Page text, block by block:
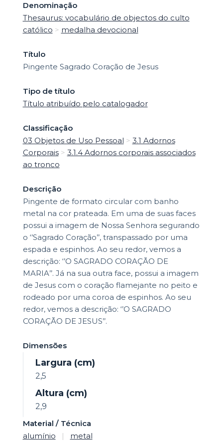
Denominação
Thesaurus: vocabulário de objectos do culto
católico > medalha devocional
Título
Pingente Sagrado Coração de Jesus
Tipo de título
Título atribuído pelo catalogador
Classificação
03 Objetos de Uso Pessoal > 3.1 Adornos
Corporais> 3.1.4 Adornos corporais associados
ao tronco
Descrição
Pingente de formato circular com banho
metal na cor prateada. Em uma de suas faces
possui a imagem de Nossa Senhora segurando
o ‘’Sagrado Coração’’, transpassado por uma
espada e espinhos. Ao seu redor, vemos a
descrição: ‘’O SAGRADO CORAÇÃO DE
MARIA’’. Já na sua outra face, possui a imagem
de Jesus com o coração flamejante no peito e
rodeado por uma coroa de espinhos. Ao seu
redor, vemos a descrição: ‘’O SAGRADO
CORAÇÃO DE JESUS’’.
Dimensões
Largura (cm)
2,5
Altura (cm)
2,9
Material / Técnica
alumínio
| metal